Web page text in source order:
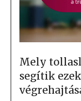
Mely
segítik